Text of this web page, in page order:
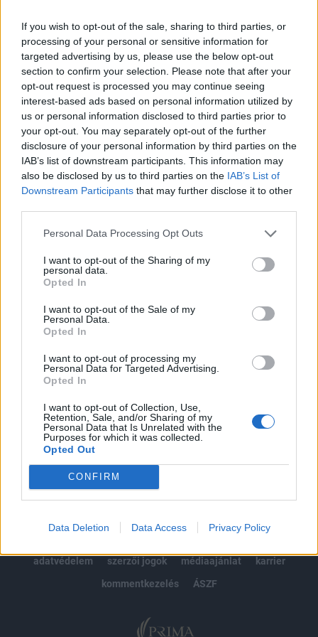
If you wish to opt-out of the sale, sharing to third parties, or
processing of your personal or sensitive information for
targeted advertising by us, please use the below opt-out
section to confirm your selection. Please note that after your
opt-out request is processed you may continue seeing
interest-based ads based on personal information utilized by
us or personal information disclosed to third parties prior to
your opt-out. You may separately opt-out of the further
disclosure of your personal information by third parties on the
IAB’s list of downstream participants. This information may
also be disclosed by us to third parties on the IAB’s List of
Downstream Participants that may further disclose it to other
Personal Data Processing Opt Outs
I want to opt-out of the Sharing of my
personal data.
Opted In
I want to opt-out of the Sale of my
Personal Data.
Opted In
I want to opt-out of processing my
Personal Data for Targeted Advertising.
Opted In
I want to opt-out of Collection, Use,
Retention, Sale, and/or Sharing of my
Personal Data that Is Unrelated with the
Purposes for which it was collected.
Opted Out
CONFIRM
Data Deletion Data Access Privacy Policy
A vezérigazgató közölte: a leépítés gyógyító munkát végző
dolgozót nem érint, a tagvállalatoknál a háttérszolgáltatási
(élelmezés, kontrolling, informatika) feladatokat ellátó
munkatársak nagy részét azonban elbocsátja az EH Zrt. A
létszámleépítés a komoly likviditási gondokkal küzdő
társaságnál a már korábban bejelentett racionalizálási és
átalakítási...
KEDVES OLVASÓNK!
regisztrációhoz kötött.
Az előfizetés a következőket tartalmazza:
Portfolio.hu teljes cikkarchívum
kötéslistái
Előfizetés
MÁR ELŐFIZETŐNK VAGY?BEJELENTKEZÉS
adatvédelem
szerzői jogok médiaajánlat
karrier
kommentkezelés
ÁSZF